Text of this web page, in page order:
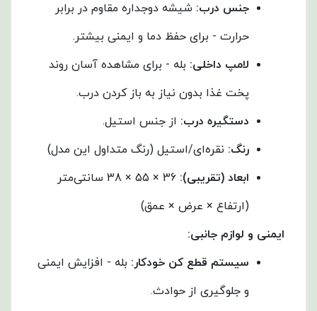
جنس درب: شیشه دوجداره مقاوم در برابر
حرارت - برای حفظ دما و ایمنی بیشتر.
لامپ داخلی: بله - برای مشاهده آسان روند
پخت غذا بدون نیاز به باز کردن درب.
دستگیره درب: از جنس استیل.
رنگ: نقره‌ای/استیل (رنگ متداول این مدل)
ابعاد (تقریبی):
36 × 55 × 38 سانتی‌متر
(ارتفاع × عرض × عمق)
ایمنی و لوازم جانبی:
سیستم قطع کن خودکار: بله - افزایش ایمنی
و جلوگیری از حوادث.